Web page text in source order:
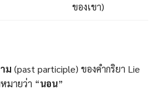
ของเขา)
ม (past participle) ของคำกริยา Lie
มายว่า “นอน”